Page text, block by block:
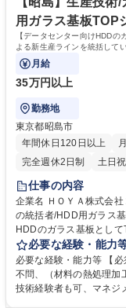
に応え続けています。 学歴・資格 学歴：大学院 大学 高専 短大 専修学校
高校 語学力： 資格：フ
用ガラス基板TOP
【データセンター向けHDD
よる新生産ラインを統括して
どの経験のある方の応募をお
月給
35万円以上
勤務地
東京都昭島市
年間休日120日以上
完全週休2日制
土日
仕事の内容
企業名 ＨＯＹＡ株式会社 求人名 【昭島】生産技術/ガラス製品生産ライン
の統括者/HDD用ガラス基板TOPシェア 仕事の
HDDのガラス基板とし
産ラインを統括していた
加工などの経験のある方の応募を
産ラインは主に熔解、成
温の溶融ガラスを取り扱
必要な経験・能力
必要な経験・能力等 【
不問、（材料の熱処理加
技術経験者も可、マネジメント経験不問 【歓